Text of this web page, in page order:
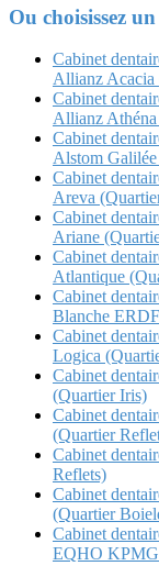
Ou choisissez
Cabinet
Allianz
Cabinet
Allianz
Cabinet
Alstom
Cabinet
Areva
Cabinet
Ariane
Cabinet
Atlantique
Cabinet
Blanche
Cabinet
Logica
Cabinet
(Quartier Iris)
Cabinet
(Quartier
Cabinet
Reflets)
Cabinet
(Quartier
Cabinet
EQHO KPMG